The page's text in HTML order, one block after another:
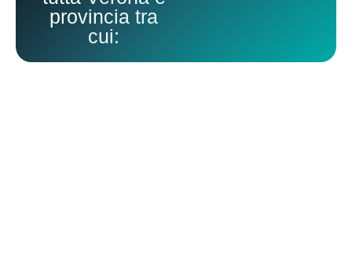
provincia tra
cui: